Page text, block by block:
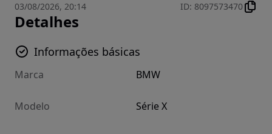
03/08/2026, 20:14 ID: 8097573470
Detalhes
Informações básicas
Marca BMW
Modelo Série X